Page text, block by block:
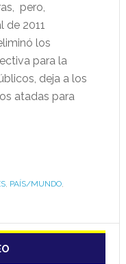
pero,
de 2011
los
para la
deja a los
atadas para
, PAÍS/MUNDO,